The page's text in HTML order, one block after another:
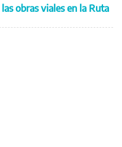
obras viales en la Ruta